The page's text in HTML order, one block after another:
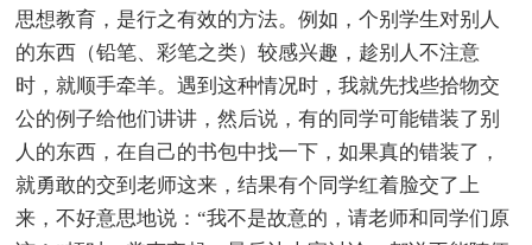
思想教育，是行之有效的方法。例如，个别学生对别人
的东西（铅笔、彩笔之类）较感兴趣，趁别人不注意
时，就顺手牵羊。遇到这种情况时，我就先找些拾物交
公的例子给他们讲讲，然后说，有的同学可能错装了别
人的东西，在自己的书包中找一下，如果真的错装了，
就勇敢的交到老师这来，结果有个同学红着脸交了上
来，不好意思地说：“我不是故意的，请老师和同学们原